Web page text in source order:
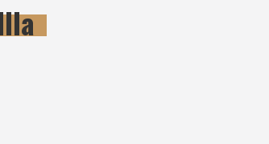
& AFFECTIONS